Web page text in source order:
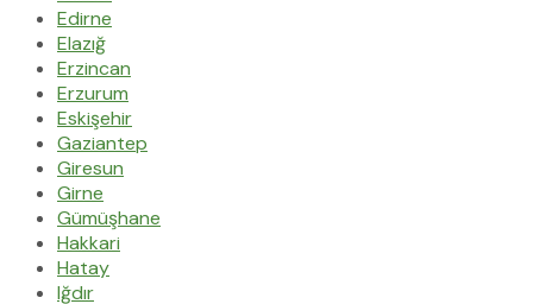
Edirne
Elazığ
Erzincan
Erzurum
Eskişehir
Gaziantep
Giresun
Girne
Gümüşhane
Hakkari
Hatay
Iğdır